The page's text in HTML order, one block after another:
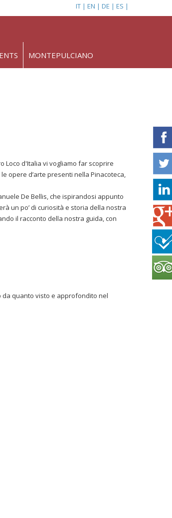
IT EN DE ES
MONTEPULCIANO
Loco d'Italia vi vogliamo far scoprire
opere d’arte presenti nella Pinacoteca,
De Bellis, che ispirandosi appunto
un po’ di curiosità e storia della nostra
il racconto della nostra guida, con
quanto visto e approfondito nel